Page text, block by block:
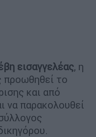
εισαγγελέας, η
προωθηθεί το
και από
να παρακολουθεί